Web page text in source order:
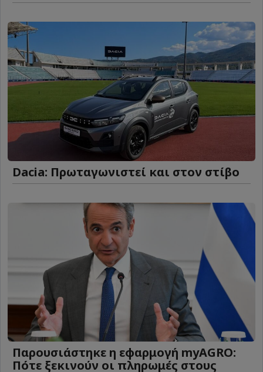
Dacia: Πρωταγωνιστεί και στον στίβο
Παρουσιάστηκε η εφαρμογή myAGRO:
Πότε ξεκινούν οι πληρωμές στους